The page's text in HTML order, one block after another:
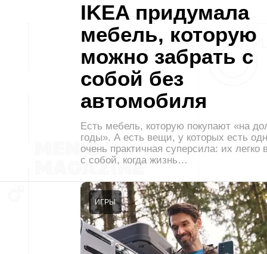
IKEA придумала
мебель, которую
можно забрать с
собой без
автомобиля
Есть мебель, которую покупают «на
годы». А есть вещи, у которых есть
очень практичная суперсила: их легко
с собой, когда жизнь…
ИГРЫ